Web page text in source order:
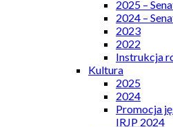
2025 –
2024 –
2023
2022
Instrukcja
Kultura
2025
2024
Promocja
IRJP 2024